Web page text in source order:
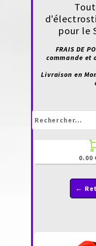
pour le
FRAIS DE
commande et
Livraison en
0.00
←